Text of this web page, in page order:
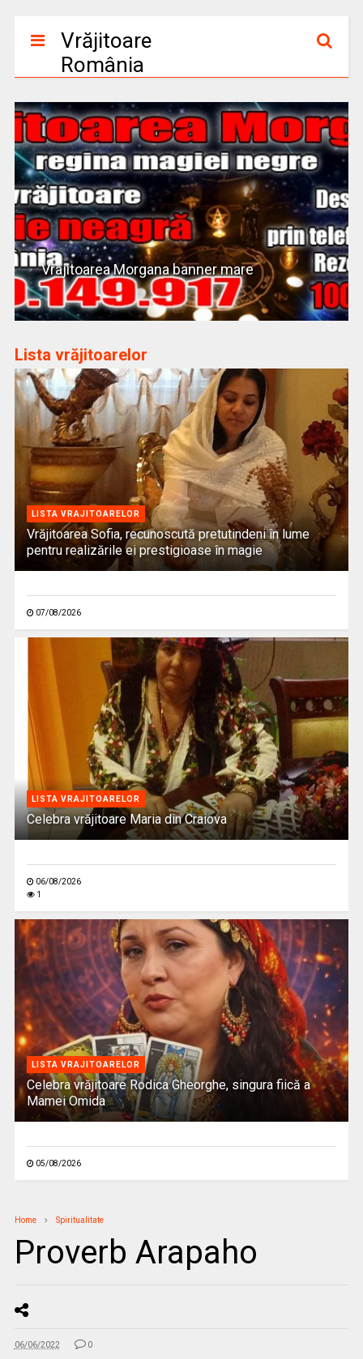
Vrăjitoare
România
Vrajitoarea Morgana banner mare
Lista vrăjitoarelor
LISTA VRAJITOARELOR
Vrăjitoarea Sofia, recunoscută pretutindeni în lume
pentru realizările ei prestigioase în magie
07/08/2026
LISTA VRAJITOARELOR
Celebra vrăjitoare Maria din Craiova
06/08/2026
1
LISTA VRAJITOARELOR
Celebra vrăjitoare Rodica Gheorghe, singura fiică a
Mamei Omida
05/08/2026
Home Spiritualitate
Proverb Arapaho
06/06/2022 0